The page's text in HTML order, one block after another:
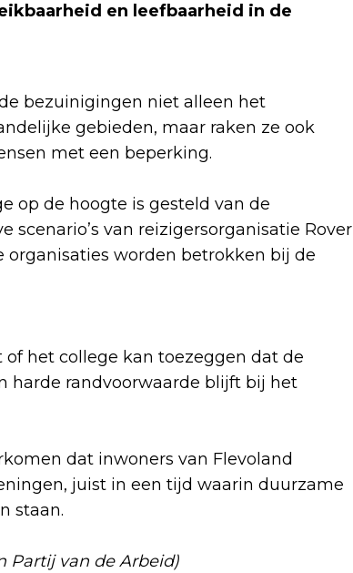
en leefbaarheid in de
bezuinigingen niet alleen het
gebieden, maar raken ze ook
met een beperking.
op de hoogte is gesteld van de
van reizigersorganisatie Rover
worden betrokken bij de
het college kan toezeggen dat de
harde randvoorwaarde blijft bij het
dat inwoners van Flevoland
juist in een tijd waarin duurzame
staan.
Partij van de Arbeid)